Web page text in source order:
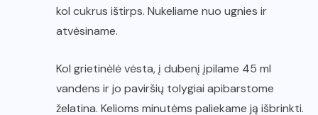
kol cukrus ištirps. Nukeliame nuo ugnies ir
atvėsiname.
Kol grietinėlė vėsta, į dubenį įpilame 45 ml
vandens ir jo paviršių tolygiai apibarstome
želatina. Kelioms minutėms paliekame ją išbrinkti.